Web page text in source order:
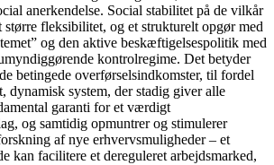
anerkendelse. Social stabilitet på de vilkår
fleksibilitet, og et strukturelt opgør med
og den aktive beskæftigelsespolitik med
kontrolregime. Det betyder
betingede overførselsindkomster, til fordel
dynamisk system, der stadig giver alle
garanti for et værdigt
og samtidig opmuntrer og stimulerer
af nye erhvervsmuligheder – et
kan facilitere et dereguleret arbejdsmarked,